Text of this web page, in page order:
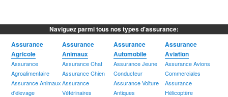
Naviguez parmi tous nos types d'assurance:
Assurance
Agricole
Assurance
Agroalimentaire
Assurance Animaux
d'élevage
Assurance
Animaux
Assurance Chat
Assurance Chien
Assurance
Vétérinaires
Assurance
Automobile
Assurance Jeune
Conducteur
Assurance Voiture
Antiques
Assurance
Aviation
Assurance Avions
Commerciales
Assurance
Hélicoptère